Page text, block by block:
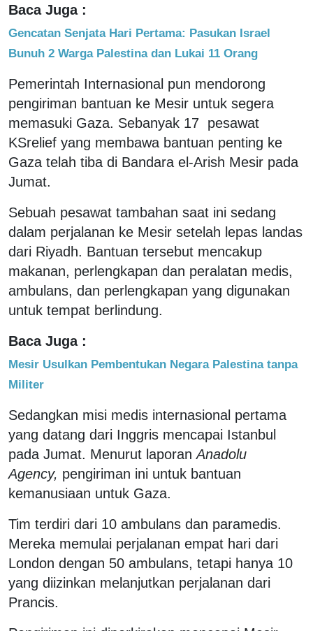
Baca Juga :
Gencatan Senjata Hari Pertama: Pasukan Israel
Bunuh 2 Warga Palestina dan Lukai 11 Orang
Pemerintah Internasional pun mendorong
pengiriman bantuan ke Mesir untuk segera
memasuki Gaza. Sebanyak 17 pesawat
KSrelief yang membawa bantuan penting ke
Gaza telah tiba di Bandara el-Arish Mesir pada
Jumat.
Sebuah pesawat tambahan saat ini sedang
dalam perjalanan ke Mesir setelah lepas landas
dari Riyadh. Bantuan tersebut mencakup
makanan, perlengkapan dan peralatan medis,
ambulans, dan perlengkapan yang digunakan
untuk tempat berlindung.
Baca Juga :
Mesir Usulkan Pembentukan Negara Palestina tanpa
Militer
Sedangkan misi medis internasional pertama
yang datang dari Inggris mencapai Istanbul
pada Jumat. Menurut laporanAnadolu
Agency, pengiriman ini untuk bantuan
kemanusiaan untuk Gaza.
Tim terdiri dari 10 ambulans dan paramedis.
Mereka memulai perjalanan empat hari dari
London dengan 50 ambulans, tetapi hanya 10
yang diizinkan melanjutkan perjalanan dari
Prancis.